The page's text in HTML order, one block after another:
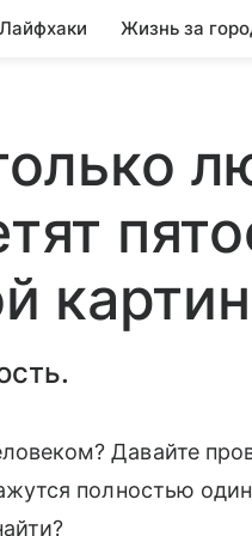
Лайфхаки Жизнь за
Давайте
полностью